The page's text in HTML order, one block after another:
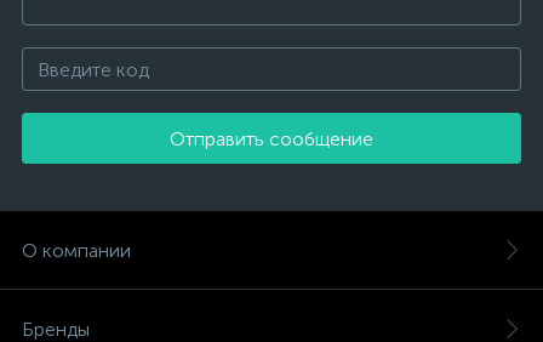
Отправить сообщение
О компании
Бренды